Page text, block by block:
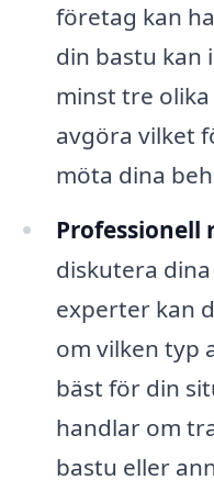
företag kan
din bastu kan
minst tre
avgöra vilket
möta dina
Professionell
diskutera
experter kan
om vilken typ
bäst för din
handlar om
bastu eller